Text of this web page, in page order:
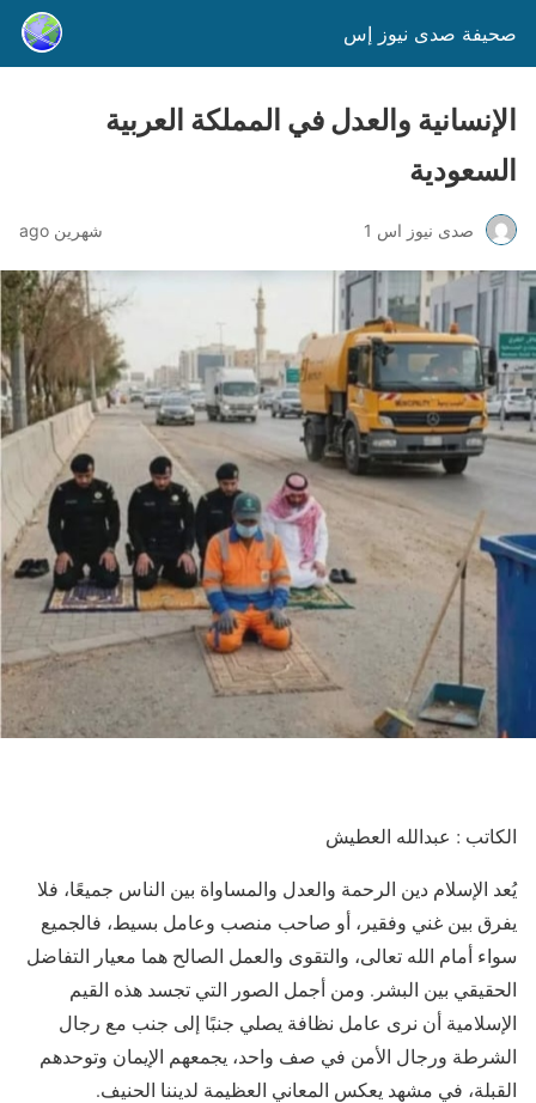
صحيفة صدى نيوز إس
الإنسانية والعدل في المملكة العربية
السعودية
صدى نيوز اس 1 شهرين ago
الكاتب : عبدالله العطيش
يُعد الإسلام دين الرحمة والعدل والمساواة بين الناس جميعًا، فلا
يفرق بين غني وفقير، أو صاحب منصب وعامل بسيط، فالجميع
سواء أمام الله تعالى، والتقوى والعمل الصالح هما معيار التفاضل
الحقيقي بين البشر. ومن أجمل الصور التي تجسد هذه القيم
الإسلامية أن نرى عامل نظافة يصلي جنبًا إلى جنب مع رجال
الشرطة ورجال الأمن في صف واحد، يجمعهم الإيمان وتوحدهم
القبلة، في مشهد يعكس المعاني العظيمة لديننا الحنيف.